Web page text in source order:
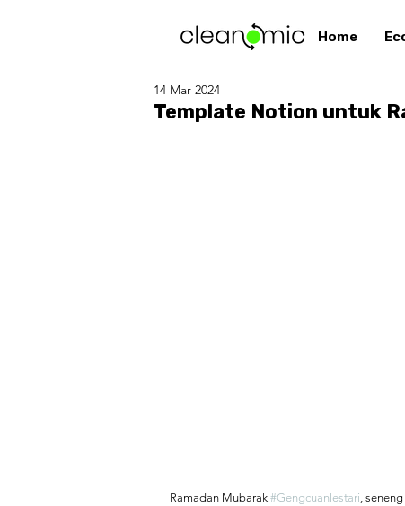
Home
Template Notion untuk
14 Mar 2024
Ramadan Mubarak #Gengcuanlestari ,